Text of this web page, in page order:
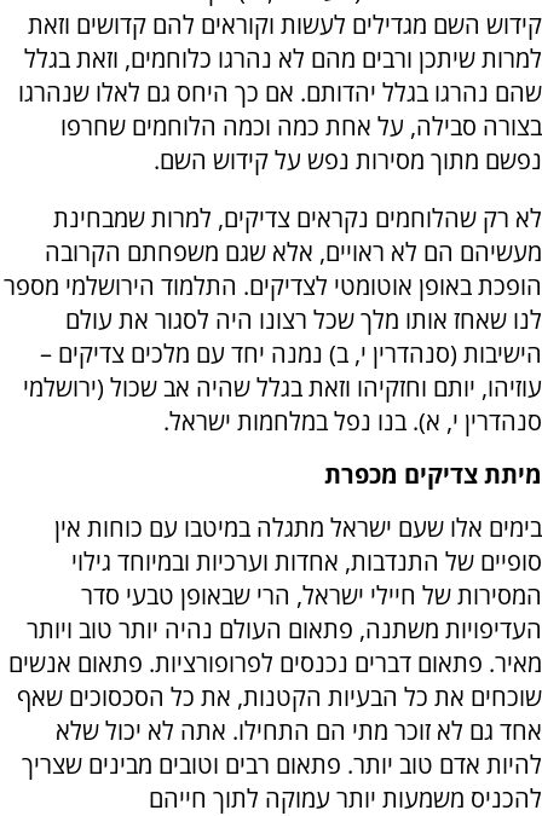
קידוש השם מגדילים לעשות וקוראים להם קדושים וזאת
למרות שיתכן ורבים מהם לא נהרגו כלוחמים, וזאת בגלל
שהם נהרגו בגלל יהדותם. אם כך היחס גם לאלו שנהרגו
בצורה סבילה, על אחת כמה וכמה הלוחמים שחרפו
נפשם מתוך מסירות נפש על קידוש השם.
לא רק שהלוחמים נקראים צדיקים, למרות שמבחינת
מעשיהם הם לא ראויים, אלא שגם משפחתם הקרובה
הופכת באופן אוטומטי לצדיקים. התלמוד הירושלמי מספר
לנו שאחז אותו מלך שכל רצונו היה לסגור את עולם
הישיבות (סנהדרין י, ב) נמנה יחד עם מלכים צדיקים –
עוזיהו, יותם וחזקיהו וזאת בגלל שהיה אב שכול (ירושלמי
סנהדרין י, א). בנו נפל במלחמות ישראל.
מיתת צדיקים מכפרת
בימים אלו שעם ישראל מתגלה במיטבו עם כוחות אין
סופיים של התנדבות, אחדות וערכיות ובמיוחד גילוי
המסירות של חיילי ישראל, הרי שבאופן טבעי סדר
העדיפויות משתנה, פתאום העולם נהיה יותר טוב ויותר
מאיר. פתאום דברים נכנסים לפרופורציות. פתאום אנשים
שוכחים את כל הבעיות הקטנות, את כל הסכסוכים שאף
אחד גם לא זוכר מתי הם התחילו. אתה לא יכול שלא
להיות אדם טוב יותר. פתאום רבים וטובים מבינים שצריך
להכניס משמעות יותר עמוקה לתוך חייהם